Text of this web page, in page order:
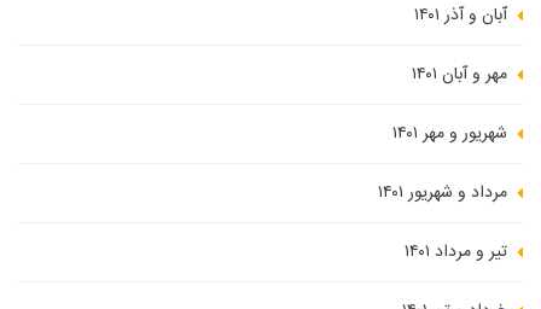
آبان و آذر ۱۴۰۱
مهر و آبان ۱۴۰۱
شهریور و مهر ۱۴۰۱
مرداد و شهریور ۱۴۰۱
تیر و مرداد ۱۴۰۱